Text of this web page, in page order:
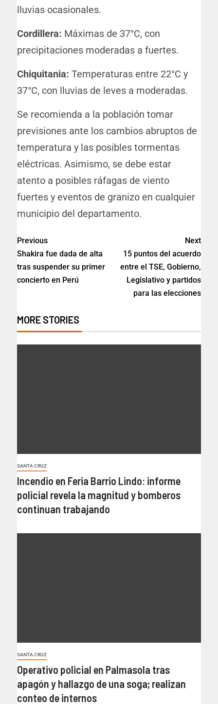
lluvias ocasionales.
Cordillera: Máximas de 37°C, con
precipitaciones moderadas a fuertes.
Chiquitania: Temperaturas entre 22°C y
37°C, con lluvias de leves a moderadas.
Se recomienda a la población tomar
previsiones ante los cambios abruptos de
temperatura y las posibles tormentas
eléctricas. Asimismo, se debe estar
atento a posibles ráfagas de viento
fuertes y eventos de granizo en cualquier
municipio del departamento.
Previous
Shakira fue dada de alta
tras suspender su primer
concierto en Perú
Next
15 puntos del acuerdo
entre el TSE, Gobierno,
Legislativo y partidos
para las elecciones
MORE STORIES
SANTA CRUZ
Incendio en Feria Barrio Lindo: informe
policial revela la magnitud y bomberos
continuan trabajando
SANTA CRUZ
Operativo policial en Palmasola tras
apagón y hallazgo de una soga; realizan
conteo de internos